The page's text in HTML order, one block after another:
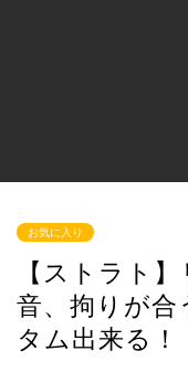
お気に入り
【ストラト
音、拘りが合
タム出来る！